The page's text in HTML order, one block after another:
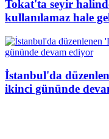
Tokat'ta seyir
kullanılamaz hale
İstanbul'da
ikinci gününde